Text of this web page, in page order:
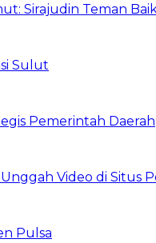
Sirajudin Teman
Sulut
Pemerintah Daerah
Video di Situs
Pulsa